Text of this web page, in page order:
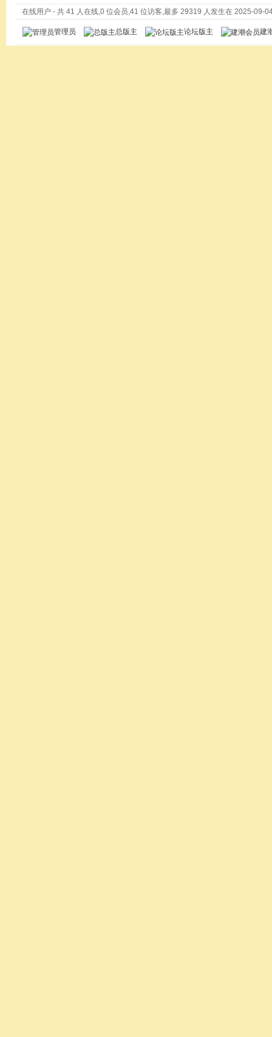
在线用户 - 共 41 人在线,0 位会员,41 位访客,最多 29319 人发生在 2025-09-
管理员 总版主 论坛版主 建